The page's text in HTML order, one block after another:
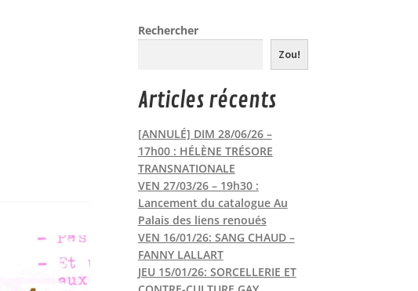
Rechercher
Zou!
Articles récents
[ANNULÉ] DIM 28/06/26 –
17h00 : HÉLÈNE TRÉSORE
TRANSNATIONALE
VEN 27/03/26 – 19h30 :
Lancement du catalogue Au
Palais des liens renoués
VEN 16/01/26: SANG CHAUD –
FANNY LALLART
JEU 15/01/26: SORCELLERIE ET